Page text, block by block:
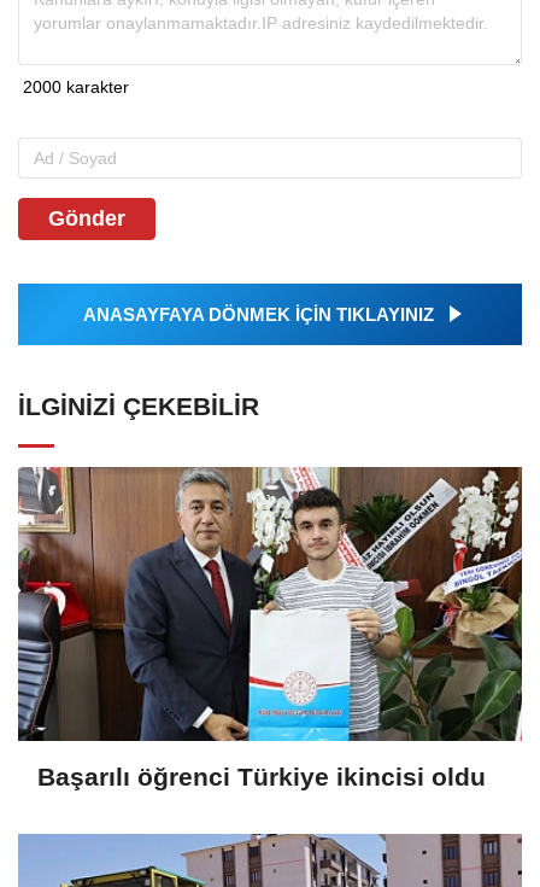
Gönder
ANASAYFAYA DÖNMEK İÇİN TIKLAYINIZ
İLGINIZI ÇEKEBILIR
Başarılı öğrenci Türkiye ikincisi oldu